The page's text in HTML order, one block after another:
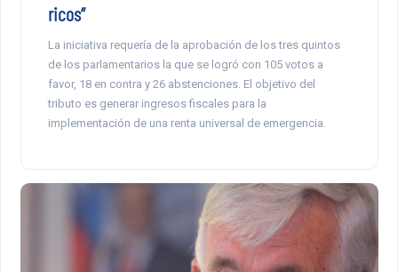
ricos”
La iniciativa requería de la aprobación de los tres quintos
de los parlamentarios la que se logró con 105 votos a
favor, 18 en contra y 26 abstenciones. El objetivo del
tributo es generar ingresos fiscales para la
implementación de una renta universal de emergencia.